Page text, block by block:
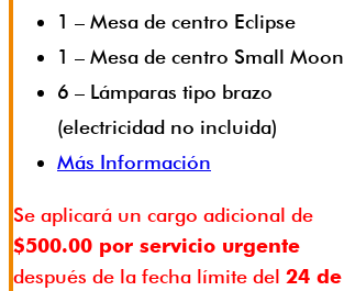
1 – Mesa de centro Eclipse
1 – Mesa de centro Small Moon
6 – Lámparas tipo brazo
(electricidad no incluida)
Más Información
Se aplicará un cargo adicional de
$500.00 por servicio urgente
después de la fecha límite del 24 de